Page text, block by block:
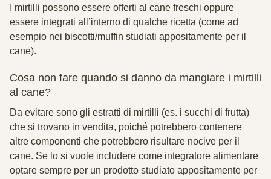
I mirtilli possono essere offerti al cane freschi oppure
essere integrati all’interno di qualche ricetta (come ad
esempio nei biscotti/muffin studiati appositamente per il
cane).
Cosa non fare quando si danno da mangiare i mirtilli
al cane?
Da evitare sono gli estratti di mirtilli (es. i succhi di frutta)
che si trovano in vendita, poiché potrebbero contenere
altre componenti che potrebbero risultare nocive per il
cane. Se lo si vuole includere come integratore alimentare
optare sempre per un prodotto studiato appositamente per